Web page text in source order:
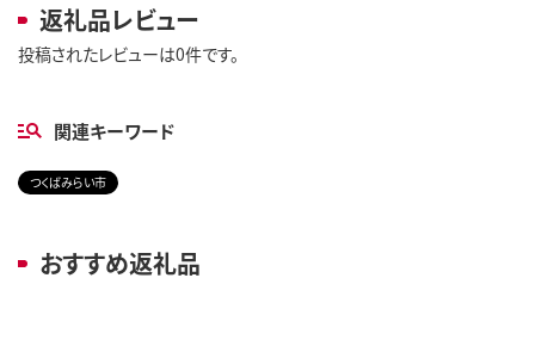
返礼品レビュー
投稿されたレビューは0件です。
関連キーワード
つくばみらい市
おすすめ返礼品